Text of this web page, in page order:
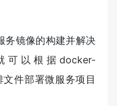
务镜像的构建并解决
以根据docker-
件部署微服务项目